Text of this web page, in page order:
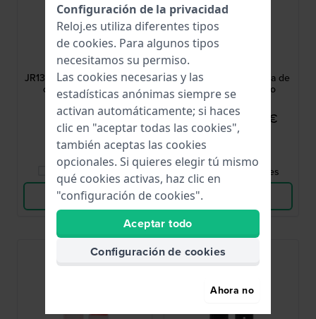
Fossil
AJR1354
JR1354 Nate 24 mm Correa
de piel color negro
39,00 €
● En stock
Comparar Relojes
Ver Producto
Fossil
AM4487 20 mm Correa de
silicona color blanco
29,00 € 22,95 €
Comparar Relojes
Ver Producto
Configuración de la privacidad
Reloj.es utiliza diferentes tipos
de cookies. Para algunos tipos
necesitamos su permiso.
Las cookies necesarias y las
estadísticas anónimas siempre se
activan automáticamente; si haces
clic en "aceptar todas las cookies",
también aceptas las cookies
opcionales. Si quieres elegir tú mismo
qué cookies activas, haz clic en
"configuración de cookies".
Aceptar todo
Configuración de cookies
Ahora no